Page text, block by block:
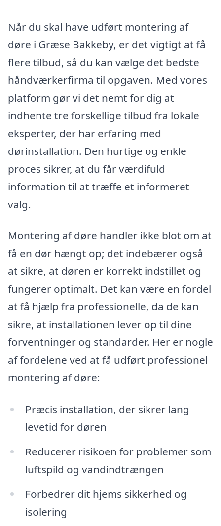
Når du skal have udført montering af
døre i Græse Bakkeby, er det vigtigt at få
flere tilbud, så du kan vælge det bedste
håndværkerfirma til opgaven. Med vores
platform gør vi det nemt for dig at
indhente tre forskellige tilbud fra lokale
eksperter, der har erfaring med
dørinstallation. Den hurtige og enkle
proces sikrer, at du får værdifuld
information til at træffe et informeret
valg.
Montering af døre handler ikke blot om at
få en dør hængt op; det indebærer også
at sikre, at døren er korrekt indstillet og
fungerer optimalt. Det kan være en fordel
at få hjælp fra professionelle, da de kan
sikre, at installationen lever op til dine
forventninger og standarder. Her er nogle
af fordelene ved at få udført professionel
montering af døre:
Præcis installation, der sikrer lang
levetid for døren
Reducerer risikoen for problemer som
luftspild og vandindtrængen
Forbedrer dit hjems sikkerhed og
isolering